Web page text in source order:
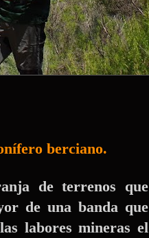
berciano.
de terrenos que
de una banda que
labores mineras el